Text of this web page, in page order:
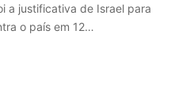
a justificativa de Israel para
o país em 12…